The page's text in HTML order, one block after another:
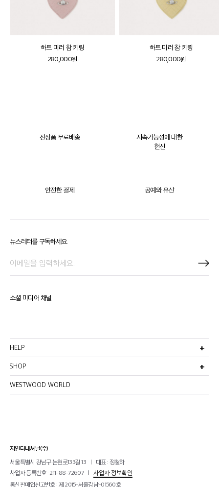
하트 미러 참 키링
280,000원
하트 미러 참 키링
280,000원
전상품 무료배송
지속가능성에 대한
헌신
안전한 결제 공예와 유산
뉴스레터를 구독하세요.
소셜 미디어 채널
HELP
고객서비스
비회원주문조회
선물포장서비스
반품 및 환불정책
매장찾기
SHOP
멤버십안내
이용약관
이메일무단수집거부
WESTWOOD WORLD
지인터내셔날(주)
서울특별시 강남구 논현로133길 13
대표 : 정철하
사업자 등록번호 : 211-88-72607
사업자 정보확인
통신판매업신고번호 : 제 2015-서울강남-01560호